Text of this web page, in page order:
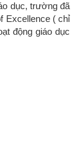
dục, trường đã
Excellence ( chỉ
động giáo dục